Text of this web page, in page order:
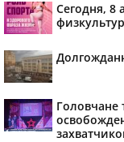
Сегодня, 8
Головчане